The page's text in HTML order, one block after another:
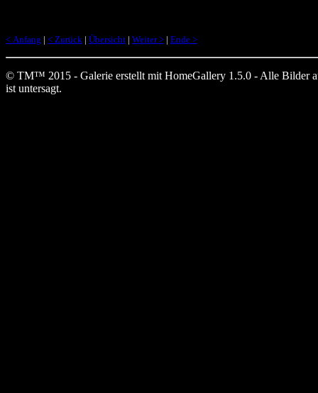
< Anfang | < Zurück | Übersicht | Weiter > | Ende >
© TM™ 2015 - Galerie erstellt mit HomeGallery 1.5.0 - Alle Bilder
ist untersagt.